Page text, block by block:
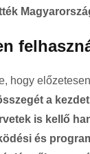
hogy
a
is kellő
és